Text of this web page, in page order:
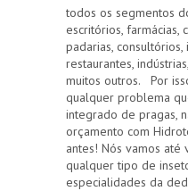
todos os segmentos
escritórios, farmácias,
padarias, consultórios,
restaurantes,
muitos outros. Por
qualquer problema
integrado de pragas,
orçamento com
antes! Nós vamos
qualquer tipo de
especialidades da